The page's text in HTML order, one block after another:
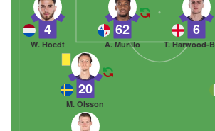
6
T. Harwood-
62
A. Murillo
4
W. Hoedt
20
M. Olsson